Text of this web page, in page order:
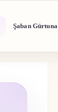
Şaban Gürtuna